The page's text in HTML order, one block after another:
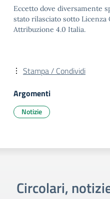
Eccetto dove diversamente
stato rilasciato sotto Licenza
Attribuzione 4.0 Italia.
Stampa / Condividi
Argomenti
Notizie
Circolari,